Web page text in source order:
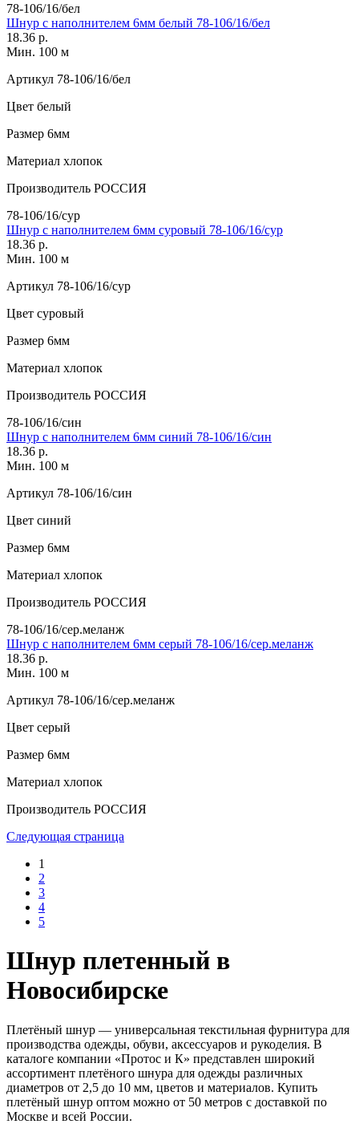
78-106/16/бел
Шнур с наполнителем 6мм белый 78-106/16/бел
18.36 р.
Мин. 100 м
Артикул 78-106/16/бел
Цвет белый
Размер 6мм
Материал хлопок
Производитель РОССИЯ
78-106/16/сур
Шнур с наполнителем 6мм суровый 78-106/16/сур
18.36 р.
Мин. 100 м
Артикул 78-106/16/сур
Цвет суровый
Размер 6мм
Материал хлопок
Производитель РОССИЯ
78-106/16/син
Шнур с наполнителем 6мм синий 78-106/16/син
18.36 р.
Мин. 100 м
Артикул 78-106/16/син
Цвет синий
Размер 6мм
Материал хлопок
Производитель РОССИЯ
78-106/16/сер.меланж
Шнур с наполнителем 6мм серый 78-106/16/сер.меланж
18.36 р.
Мин. 100 м
Артикул 78-106/16/сер.меланж
Цвет серый
Размер 6мм
Материал хлопок
Производитель РОССИЯ
Следующая страница
1
2
3
4
5
Шнур плетенный в
Новосибирске
Плетёный шнур — универсальная текстильная фурнитура для
производства одежды, обуви, аксессуаров и рукоделия. В
каталоге компании «Протос и К» представлен широкий
ассортимент плетёного шнура для одежды различных
диаметров от 2,5 до 10 мм, цветов и материалов. Купить
плетёный шнур оптом можно от 50 метров с доставкой по
Москве и всей России.